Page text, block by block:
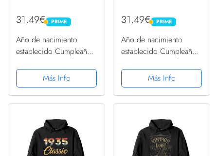
31,49€ PRIME
PRIME
Año de nacimiento
establecido Cumpleaños
CapuchaMás Info
31,49€ PRIME
PRIME
Año de nacimiento
establecido Cumpleaños
CapuchaMás Info